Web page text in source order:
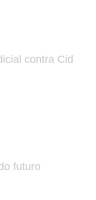
contra Cid
futuro